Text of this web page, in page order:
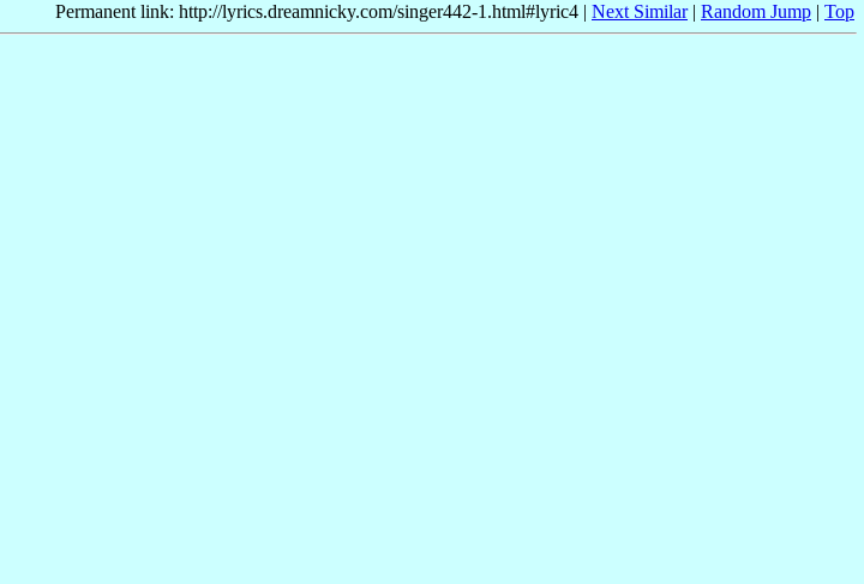
Permanent link: http://lyrics.dreamnicky.com/singer442-1.html#lyric4 | Next Similar| Random Jump | Top